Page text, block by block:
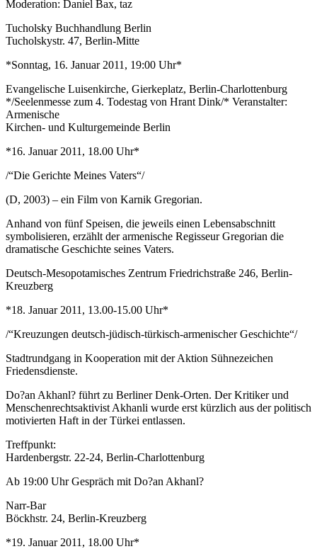
Moderation: Daniel Bax, taz
Tucholsky Buchhandlung Berlin
Tucholskystr. 47, Berlin-Mitte
*Sonntag, 16. Januar 2011, 19:00 Uhr*
Evangelische Luisenkirche, Gierkeplatz, Berlin-Charlottenburg
*/Seelenmesse zum 4. Todestag von Hrant Dink/* Veranstalter:
Armenische
Kirchen- und Kulturgemeinde Berlin
*16. Januar 2011, 18.00 Uhr*
/“Die Gerichte Meines Vaters“/
(D, 2003) – ein Film von Karnik Gregorian.
Anhand von fünf Speisen, die jeweils einen Lebensabschnitt
symbolisieren, erzählt der armenische Regisseur Gregorian die
dramatische Geschichte seines Vaters.
Deutsch-Mesopotamisches Zentrum Friedrichstraße 246, Berlin-
Kreuzberg
*18. Januar 2011, 13.00-15.00 Uhr*
/“Kreuzungen deutsch-jüdisch-türkisch-armenischer Geschichte“/
Stadtrundgang in Kooperation mit der Aktion Sühnezeichen
Friedensdienste.
Do?an Akhanl? führt zu Berliner Denk-Orten. Der Kritiker und
Menschenrechtsaktivist Akhanli wurde erst kürzlich aus der politisch
motivierten Haft in der Türkei entlassen.
Treffpunkt:
Hardenbergstr. 22-24, Berlin-Charlottenburg
Ab 19:00 Uhr Gespräch mit Do?an Akhanl?
Narr-Bar
Böckhstr. 24, Berlin-Kreuzberg
*19. Januar 2011, 18.00 Uhr*